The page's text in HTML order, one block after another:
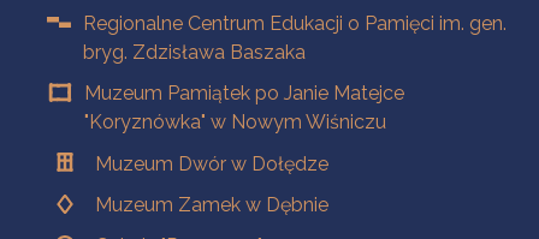
Regionalne Centrum Edukacji o Pamięci im. gen.
bryg. Zdzisława Baszaka
Muzeum Pamiątek po Janie Matejce
"Koryznówka" w Nowym Wiśniczu
Muzeum Dwór w Dołędze
Muzeum Zamek w Dębnie